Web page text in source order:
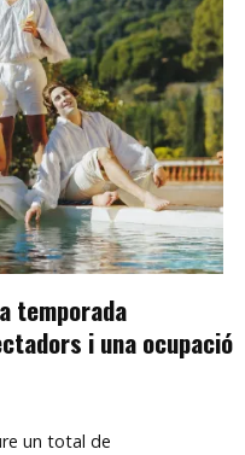
temporada
i una ocupació
un total de